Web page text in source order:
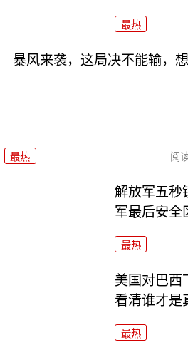
最热
暴风来袭，这局决不能输，
最热 阅
解放军五秒
军最后安全
最热
美国对巴西
看清谁才是
最热